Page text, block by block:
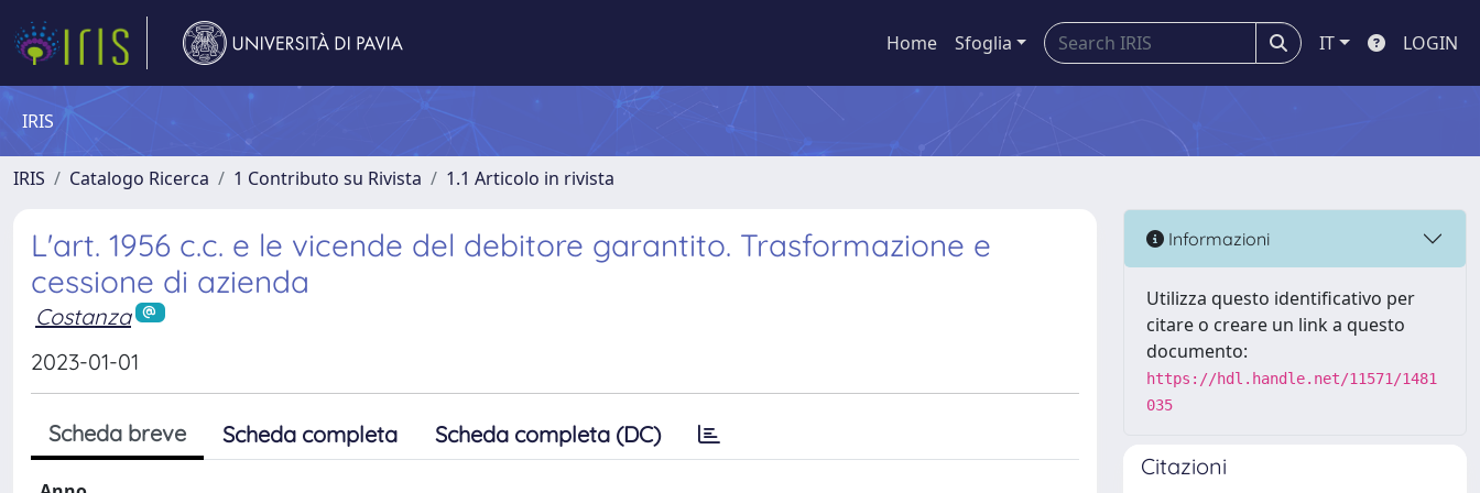
Home Sfoglia IT LOGIN
IRIS
IRIS Catalogo Ricerca 1 Contributo su Rivista 1.1 Articolo in rivista
L'art. 1956 c.c. e le vicende del debitore garantito. Trasformazione e
cessione di azienda
Costanza
2023-01-01
Scheda breve Scheda completa Scheda completa (DC)
Informazioni
Utilizza questo identificativo per
citare o creare un link a questo
documento:
https://hdl.handle.net/11571/1481
035
Citazioni